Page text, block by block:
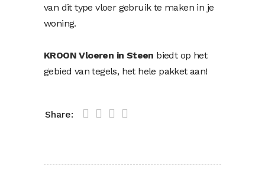
van dit type vloer gebruik te maken in je
woning.
KROON Vloeren in Steen biedt op het
gebied van tegels, het hele pakket aan!
Share: